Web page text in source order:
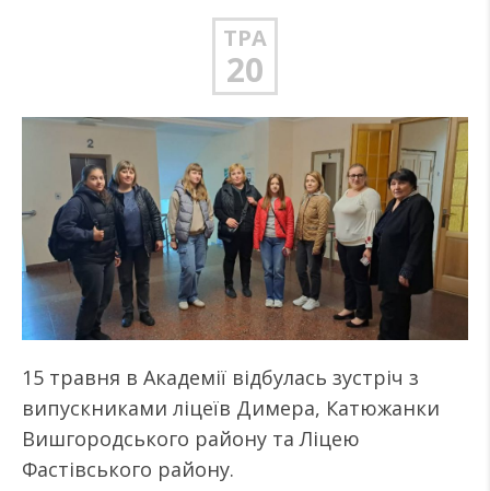
ТРА
20
15 травня в Академії відбулась зустріч з
випускниками ліцеїв Димера, Катюжанки
Вишгородського району та Ліцею
Фастівського району.